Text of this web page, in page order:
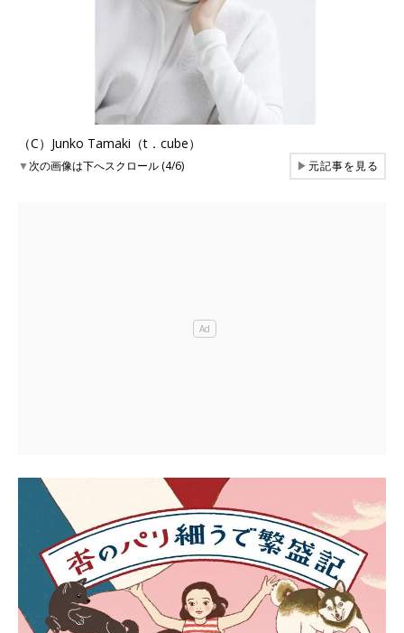
（C）Junko Tamaki（t．cube）
▼次の画像は下へスクロール (4/6) ▶元記事を見る